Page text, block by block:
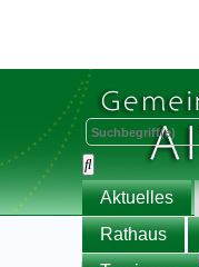
Aktuelles
Rathaus